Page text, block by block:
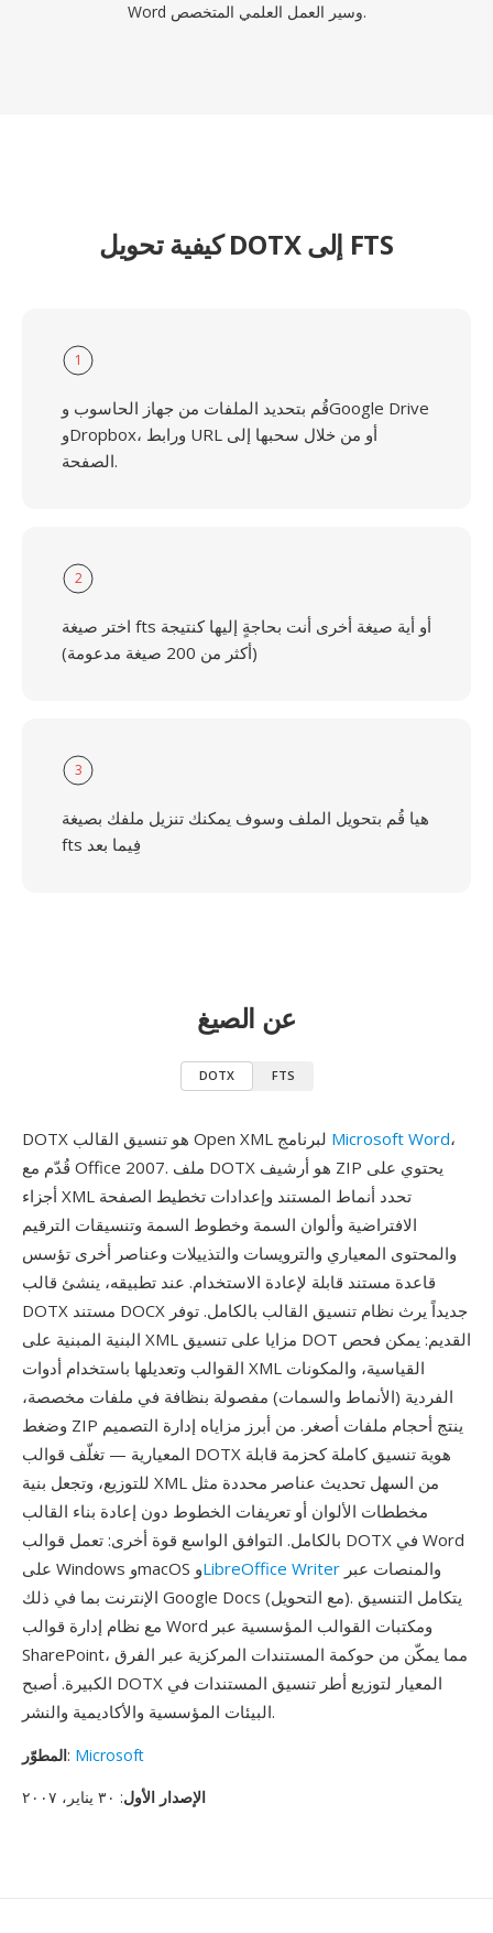
Word وسير العمل العلمي المتخصص.
كيفية تحويل DOTX إلى FTS
1
قُم بتحديد الملفات من جهاز الحاسوب وGoogle Drive
وDropbox، ورابط URL أو من خلال سحبها إلى
الصفحة.
2
اختر صيغة fts أو أية صيغة أخرى أنت بحاجةٍ إليها كنتيجة
(أكثر من 200 صيغة مدعومة)
3
هيا قُم بتحويل الملف وسوف يمكنك تنزيل ملفك بصيغة
fts فِيما بعد
عن الصيغ
DOTX FTS
Microsoft Word،
قُدّم مع Office 2007. ملف DOTX هو أرشيف ZIP يحتوي على
أجزاء XML تحدد أنماط المستند وإعدادات تخطيط الصفحة
الافتراضية وألوان السمة وخطوط السمة وتنسيقات الترقيم
والمحتوى المعياري والترويسات والتذييلات وعناصر أخرى تؤسس
قاعدة مستند قابلة لإعادة الاستخدام. عند تطبيقه، ينشئ قالب
DOTX مستند DOCX جديداً يرث نظام تنسيق القالب بالكامل. توفر
البنية المبنية على XML مزايا على تنسيق DOT القديم: يمكن فحص
القوالب وتعديلها باستخدام أدوات XML القياسية، والمكونات
الفردية (الأنماط والسمات) مفصولة بنظافة في ملفات مخصصة،
وضغط ZIP ينتج أحجام ملفات أصغر. من أبرز مزاياه إدارة التصميم
المعيارية — تغلّف قوالب DOTX هوية تنسيق كاملة كحزمة قابلة
للتوزيع، وتجعل بنية XML من السهل تحديث عناصر محددة مثل
مخططات الألوان أو تعريفات الخطوط دون إعادة بناء القالب
بالكامل. التوافق الواسع قوة أخرى: تعمل قوالب DOTX في Word
على Windows وmacOS وLibreOffice Writer
الإنترنت بما في ذلك Google Docs (مع التحويل). يتكامل التنسيق
مع نظام إدارة قوالب Word ومكتبات القوالب المؤسسية عبر
SharePoint، مما يمكّن من حوكمة المستندات المركزية عبر الفرق
الكبيرة. أصبح DOTX المعيار لتوزيع أطر تنسيق المستندات في
البيئات المؤسسية والأكاديمية والنشر.
المطوّر: Microsoft
الإصدار الأول: ٣٠ يناير، ٢٠٠٧